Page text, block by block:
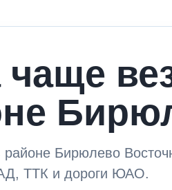
чаще
районе Бирюлево
ТТК и дороги ЮАО.